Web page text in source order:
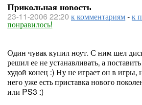
Прикольная новость
23-11-2006 22:20 к комментариям-к
понравилось!
Один чувак купил ноут. С ним шел
решил ее не устанавливать, а
худой конец :) Ну не играет он в игры,
него уже есть приставка нового
или PS3 :)